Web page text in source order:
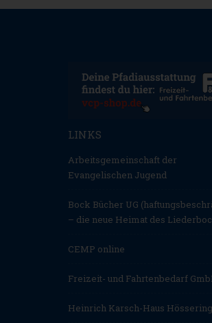
LINKS
Arbeitsgemeinschaft der
Evangelischen Jugend
Bock Bücher UG
– die neue Heimat des
CEMP online
Freizeit- und Fahrtenbedarf
Heinrich Karsch-Haus